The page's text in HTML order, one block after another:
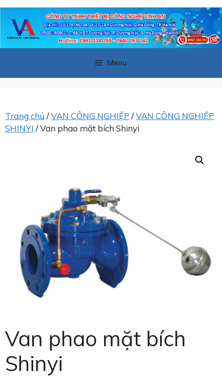
Chuyển
đến
Menu
Trang chủ /VAN CÔNG NGHIỆP /VAN CÔNG NGHIỆP
SHINYI / Van phao mặt bích Shinyi
Van phao mặt bích
Shinyi